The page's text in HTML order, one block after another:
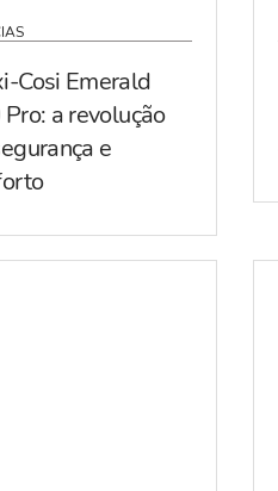
Cosi Emerald
a revolução
e